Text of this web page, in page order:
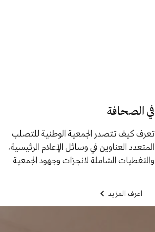
في الصحافة
تعرف كيف تتصدر الجمعية الوطنية للتصلب
المتعدد العناوين في وسائل الإعلام الرئيسية،
والتغطيات الشاملة لانجزات وجهود الجمعية.
اعرف المزيد